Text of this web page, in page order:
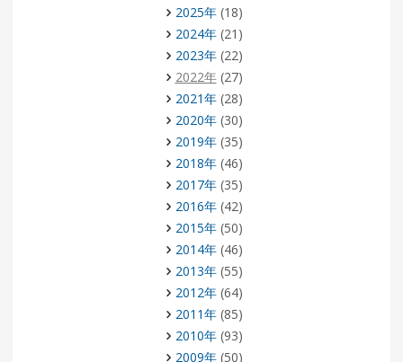
2025年(18)
2024年(21)
2023年(22)
2022年(27)
2021年(28)
2020年(30)
2019年(35)
2018年(46)
2017年(35)
2016年(42)
2015年(50)
2014年(46)
2013年(55)
2012年(64)
2011年(85)
2010年(93)
2009年(50)